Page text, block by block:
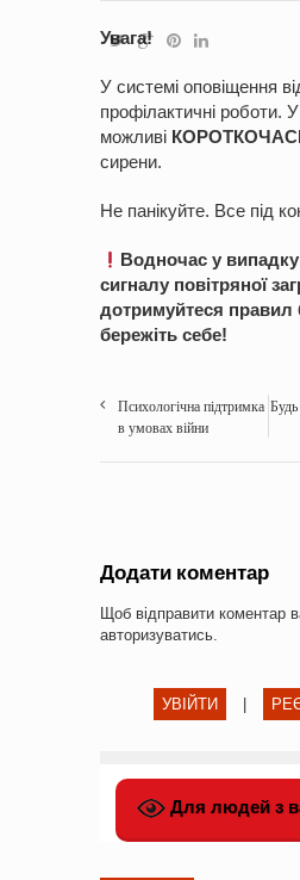
Увага!
У системі оповіщення
профілактичні роботи.
можливі
сирени.
Не панікуйте. Все під
Водночас у
сигналу повітряної
дотримуйтеся правил
бережіть себе!
Психологічна підтримка
в умовах війни
Будь
Додати коментар
Щоб відправити коментар
авторизуватись.
УВІЙТИ
Для людей з